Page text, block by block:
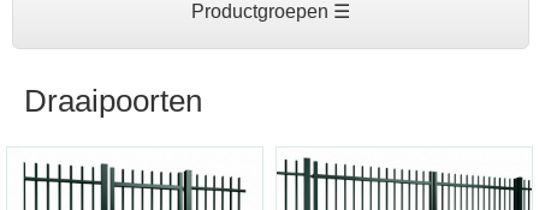
Productgroepen ☰
Draaipoorten